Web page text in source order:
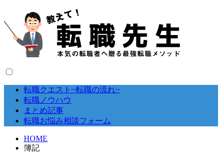
転職クエスト~転職の流れ~
転職ノウハウ
まとめ記事
転職お悩み相談フォーム
HOME
簿記